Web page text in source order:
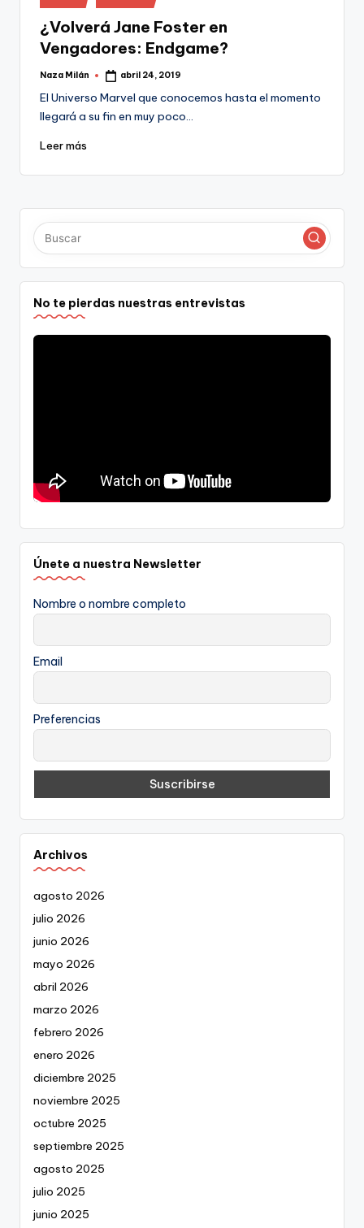
en
¿Volverá Jane Foster en
Vengadores: Endgame?
Publicado
Naza Milán abril 24, 2019
El Universo Marvel que conocemos hasta el momento
llegará a su fin en muy poco…
Leer más
No te pierdas nuestras entrevistas
Únete a nuestra Newsletter
Nombre o nombre completo
Email
Preferencias
Archivos
agosto 2026
julio 2026
junio 2026
mayo 2026
abril 2026
marzo 2026
febrero 2026
enero 2026
diciembre 2025
noviembre 2025
octubre 2025
septiembre 2025
agosto 2025
julio 2025
junio 2025